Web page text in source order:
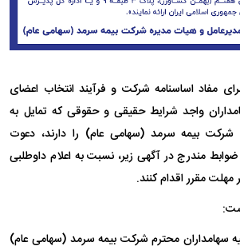
مفاد اساسنامه شرکت و فرآیند انتخاب اعضای
واجد شرایط حقیقی و حقوقی که تمایل به
بیمه سرمد (سهامی عام) را دارند، دعوت
مندرج در آگهی زیر، نسبت به اعلام داوطلبی
مهلت مقرر اقدام کنند.
سهامداران محترم شرکت بیمه سرمد (سهامی عام)